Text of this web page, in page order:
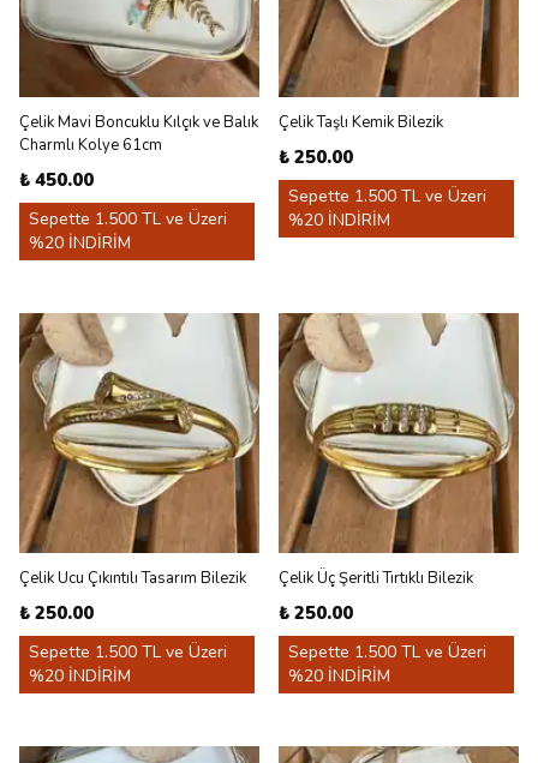
Çelik Mavi Boncuklu Kılçık ve Balık
Charmlı Kolye 61cm
₺ 450.00
Sepette 1.500 TL ve Üzeri
%20 İNDİRİM
Çelik Taşlı Kemik Bilezik
₺ 250.00
Sepette 1.500 TL ve Üzeri
%20 İNDİRİM
Çelik Ucu Çıkıntılı Tasarım Bilezik
₺ 250.00
Sepette 1.500 TL ve Üzeri
%20 İNDİRİM
Çelik Üç Şeritli Tırtıklı Bilezik
₺ 250.00
Sepette 1.500 TL ve Üzeri
%20 İNDİRİM